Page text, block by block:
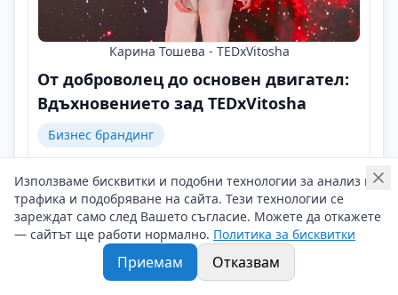
Карина Тошева - TEDxVitosha
От доброволец до основен двигател:
Вдъхновението зад TEDxVitosha
Бизнес брандинг
Тошева!
Контакти на Карина Тошева - TEDxVitosha
09/02/2026 г/
#Карина_Тошева
#TEDxVitosha
#Изключенията_и_Изключителните
Използваме бисквитки и подобни технологии за анализ на
трафика и подобряване на сайта. Тези технологии се
зареждат само след Вашето съгласие. Можете да откажете
— сайтът ще работи нормално. Политика за бисквитки
Приемам Отказвам